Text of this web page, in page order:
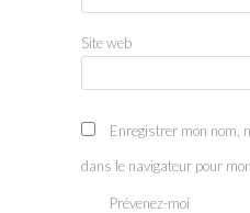
Site web
Enregistrer mon nom,
dans le navigateur pour
Prévenez-moi